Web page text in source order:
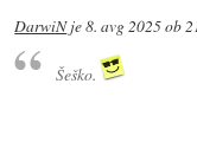
DarwiNje8. avg 2025 ob
Šeško.